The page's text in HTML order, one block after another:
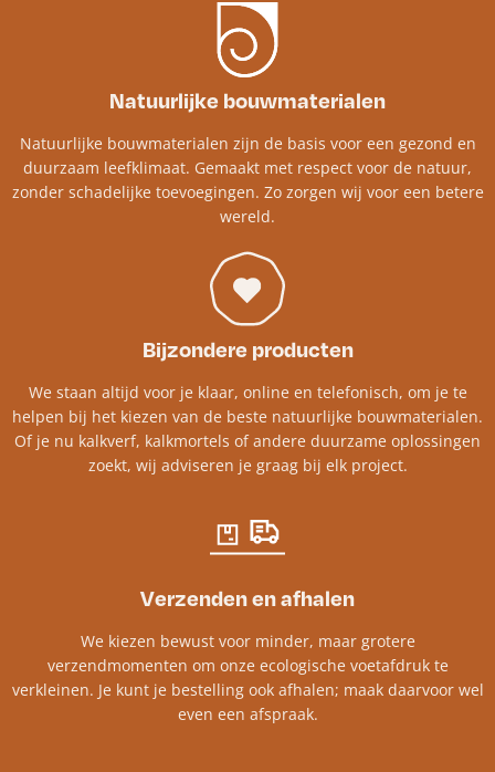
Natuurlijke bouwmaterialen
Natuurlijke bouwmaterialen zijn de basis voor een gezond en
duurzaam leefklimaat. Gemaakt met respect voor de natuur,
zonder schadelijke toevoegingen. Zo zorgen wij voor een betere
wereld.
Bijzondere producten
We staan altijd voor je klaar, online en telefonisch, om je te
helpen bij het kiezen van de beste natuurlijke bouwmaterialen.
Of je nu kalkverf, kalkmortels of andere duurzame oplossingen
zoekt, wij adviseren je graag bij elk project.​
Verzenden en afhalen
We kiezen bewust voor minder, maar grotere
verzendmomenten om onze ecologische voetafdruk te
verkleinen. Je kunt je bestelling ook afhalen; maak daarvoor wel
even een afspraak.